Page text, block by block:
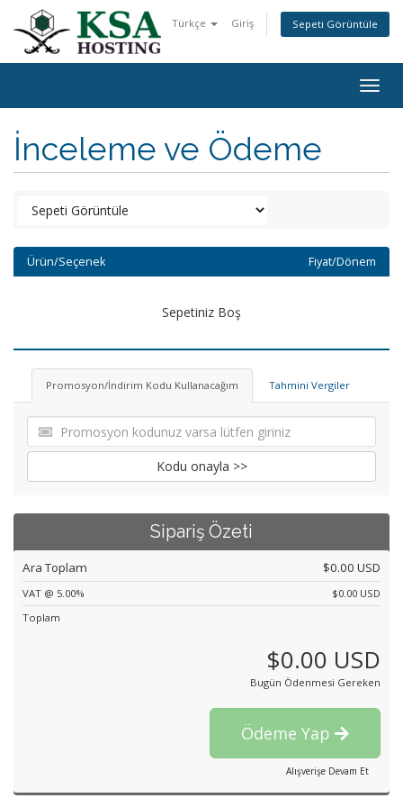
Türkçe Giriş Sepeti Görüntüle
İnceleme ve Ödeme
Ürün/Seçenek Fiyat/Dönem
Sepetiniz Boş
Promosyon/İndirim Kodu Kullanacağım Tahmini Vergiler
Kodu onayla >>
Sipariş Özeti
Ara Toplam $0.00 USD
VAT @ 5.00%
$0.00 USD
Toplam
$0.00 USD
Bugün Ödenmesi Gereken
Ödeme Yap
Alışverişe Devam Et